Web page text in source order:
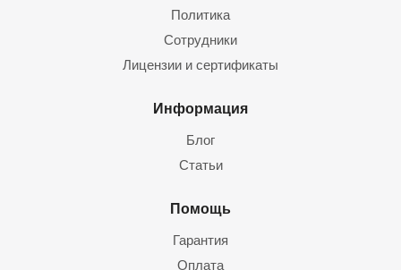
Политика
Сотрудники
Лицензии и сертификаты
Информация
Блог
Статьи
Помощь
Гарантия
Оплата